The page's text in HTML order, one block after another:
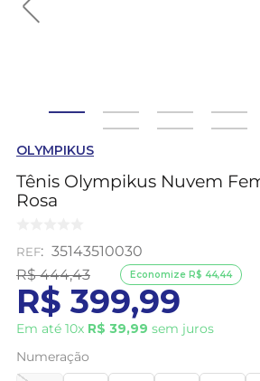
OLYMPIKUS
Tênis Olympikus Nuvem
Rosa
: 35143510030
R$ 444,43
R$ 399,99
Em até 10x R$ 39,99 sem juros
Economize R$ 44,44
Numeração